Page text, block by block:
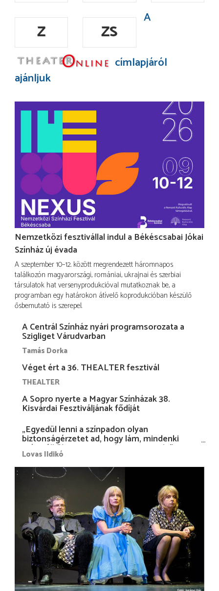
Z
ZS
A
címlapjáról
ajánljuk
Nemzetközi fesztivállal indul a Békéscsabai Jókai
Színház új évada
A szeptember 10–12. között megrendezett háromnapos
találkozón magyarországi, romániai, ukrajnai és szerbiai
társulatok hat versenyprodukcióval mutatkoznak be, a
programban egy határokon átívelő koprodukcióban készülő
ősbemutató is szerepel.
A Centrál Színház nyári programsorozata a
Szigliget Várudvarban
Tamás Dorka
Véget ért a 36. THEALTER fesztivál
THEALTER
A Sopro nyerte a Magyar Színházak 38.
Kisvárdai Fesztiváljának fődíját
„Egyedül lenni a színpadon olyan
biztonságérzetet ad, hogy lám, mindenki
más nélkül is megvagyok magammal…”
Lovas Ildikó